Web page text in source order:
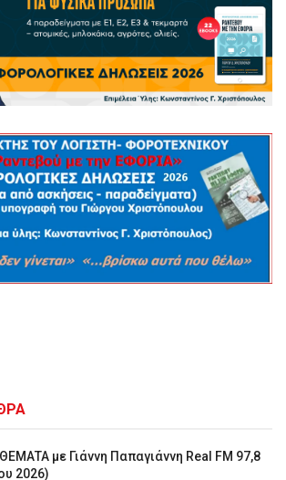
με Γιάννη Παπαγιάννη Real FM 97,8
2026)